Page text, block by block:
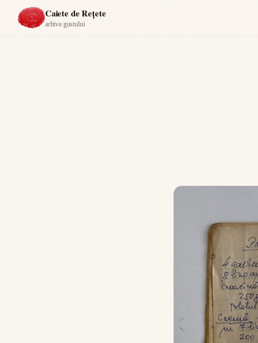
Caiete de Rețete
arhiva gustului